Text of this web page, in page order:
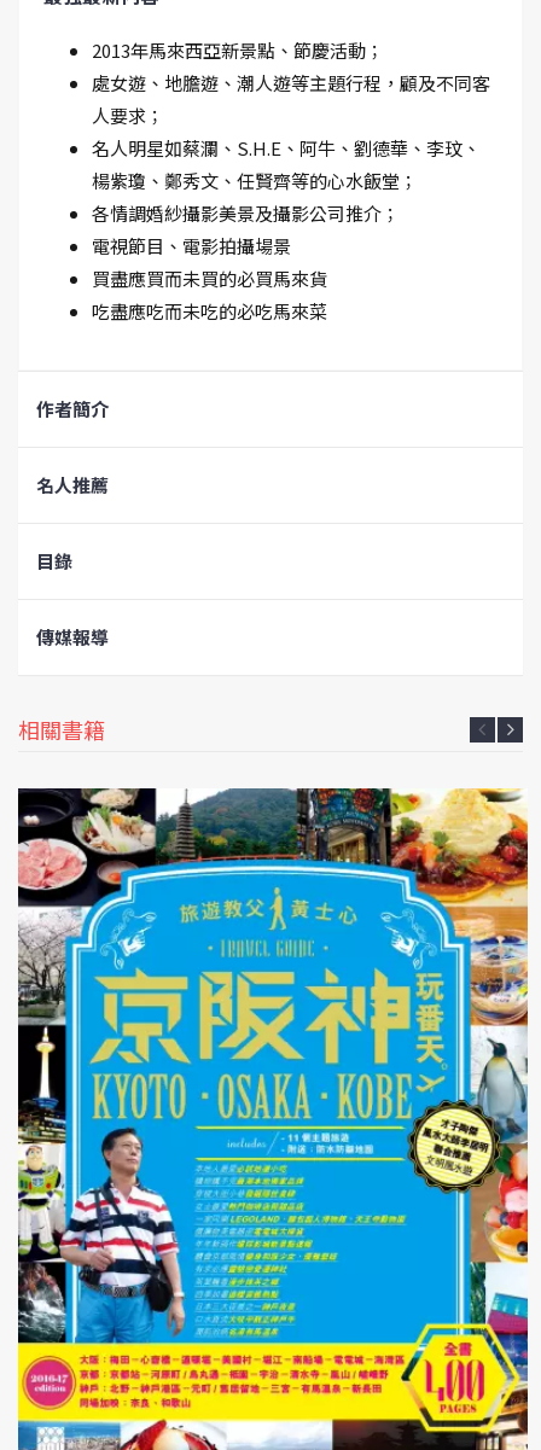
2013年馬來西亞新景點、節慶活動；
處女遊、地膽遊、潮人遊等主題行程，顧及不同客
人要求；
名人明星如蔡瀾、S.H.E、阿牛、劉德華、李玟、
楊紫瓊、鄭秀文、任賢齊等的心水飯堂；
各情調婚紗攝影美景及攝影公司推介；
電視節目、電影拍攝場景
買盡應買而未買的必買馬來貨
吃盡應吃而未吃的必吃馬來菜
作者簡介
名人推薦
目錄
傳媒報導
相關書籍